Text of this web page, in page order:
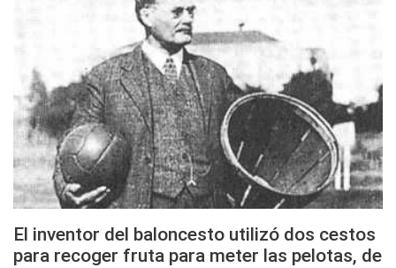
El inventor del baloncesto utilizó dos cestos
para recoger fruta para meter las pelotas, de